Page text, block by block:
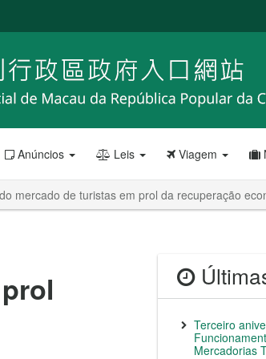
Anúncios Leis Viagem
mercado de turistas em prol da recuperação
Terceiro
Mercadorias